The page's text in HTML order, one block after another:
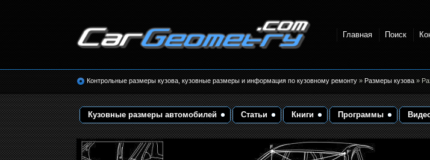
кузовные размеры. Геометрия кузова
Главная Поиск
Контрольные размеры кузова, кузовные размеры и информация по кузовному ремонту»Размеры кузова»
Кузовные размеры автомобилей Статьи Книги Программы